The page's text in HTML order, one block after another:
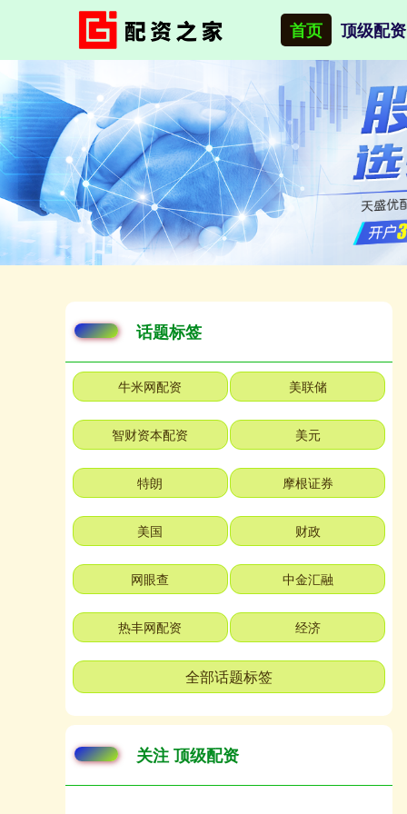
首页 顶级配资
话题标签
牛米网配资 美联储
智财资本配资 美元
特朗 摩根证券
美国 财政
网眼查 中金汇融
热丰网配资 经济
全部话题标签
关注 顶级配资